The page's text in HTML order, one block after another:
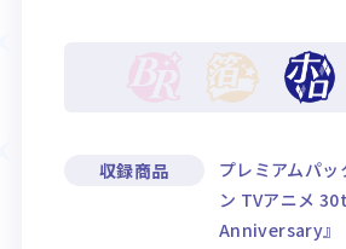
収録商品
プレミアムパ
ン TVアニメ
Anniversary』